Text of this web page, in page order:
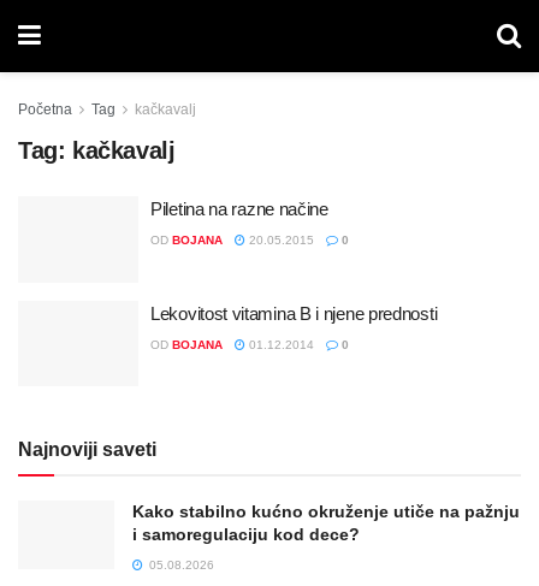
Početna Tag kačkavalj
Tag: kačkavalj
Piletina na razne načine
OD BOJANA 20.05.2015 0
Lekovitost vitamina B i njene prednosti
OD BOJANA 01.12.2014 0
Najnoviji saveti
Kako stabilno kućno okruženje utiče na pažnju
i samoregulaciju kod dece?
05.08.2026